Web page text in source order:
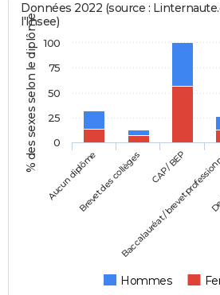
% des sexes selon le diplôme
Données 2022 (source :
l'Insee)
Hommes
Aucun diplômeBrevet des collèges CAP / BEP
Baccalauréat / brevet
0
25
50
75
100